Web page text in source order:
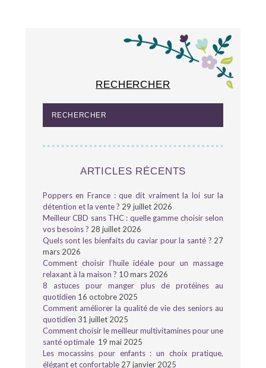
RECHERCHER
ARTICLES RÉCENTS
Poppers en France : que dit vraiment la loi sur la
détention et la vente ? 29 juillet 2026
Meilleur CBD sans THC : quelle gamme choisir selon
vos besoins ? 28 juillet 2026
Quels sont les bienfaits du caviar pour la santé ? 27
mars 2026
Comment choisir l’huile idéale pour un massage
relaxant à la maison ? 10 mars 2026
8 astuces pour manger plus de protéines au
quotidien 16 octobre 2025
Comment améliorer la qualité de vie des seniors au
quotidien 31 juillet 2025
Comment choisir le meilleur multivitamines pour une
santé optimale 19 mai 2025
Les mocassins pour enfants : un choix pratique,
élégant et confortable 27 janvier 2025